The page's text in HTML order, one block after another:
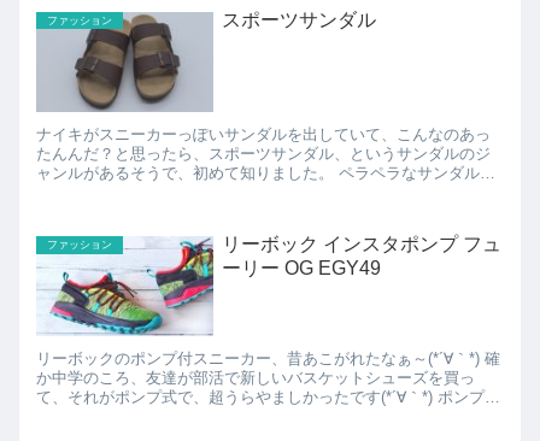
ファッション スポーツサンダル
ナイキがスニーカーっぽいサンダルを出していて、こんなのあっ
たんんだ？と思ったら、スポーツサンダル、というサンダルのジ
ャンルがあるそうで、初めて知りました。 ペラペラなサンダルと
ファッション
リーボック インスタポンプ フュ
ーリー OG EGY49
リーボックのポンプ付スニーカー、昔あこがれたなぁ～(*´∀｀*) 確
か中学のころ、友達が部活で新しいバスケットシューズを買っ
て、それがポンプ式で、超うらやましかったです(*´∀｀*) ポンプで